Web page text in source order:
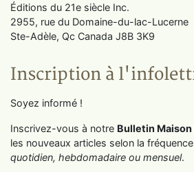
Éditions du 21e siècle Inc.
2955, rue du Domaine-du-lac-Lucerne
Ste-Adèle, Qc Canada J8B 3K9
Inscription à
Soyez informé !
Inscrivez-vous à notre Bulletin Maison
les nouveaux articles selon la
quotidien, hebdomadaire ou mensuel.